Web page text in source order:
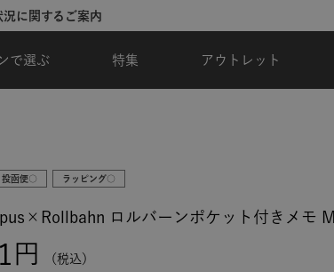
に関するご案内
で選ぶ 特集 アウトレット
投函便○ ラッピング○
ロルバーンポケット付きメモ M
税込